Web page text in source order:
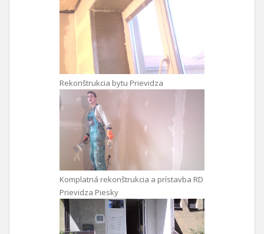
Rekonštrukcia bytu Prievidza
Komplatná rekonštrukcia a prístavba RD
Prievidza Piesky